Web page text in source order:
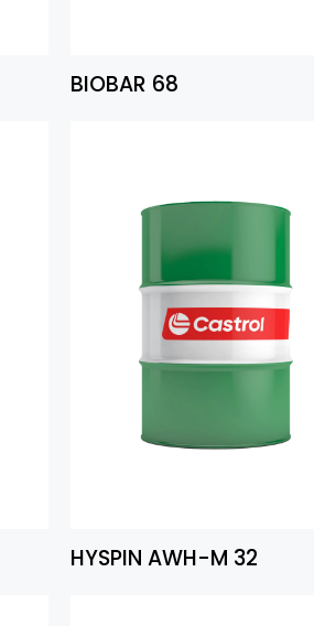
BIOBAR 68
HYSPIN AWH-M 32